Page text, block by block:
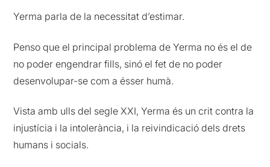
Yerma parla de la necessitat d’estimar.
Penso que el principal problema de Yerma no és el de
no poder engendrar fills, sinó el fet de no poder
desenvolupar-se com a ésser humà.
Vista amb ulls del segle XXI, Yerma és un crit contra la
injustícia i la intolerància, i la reivindicació dels drets
humans i socials.